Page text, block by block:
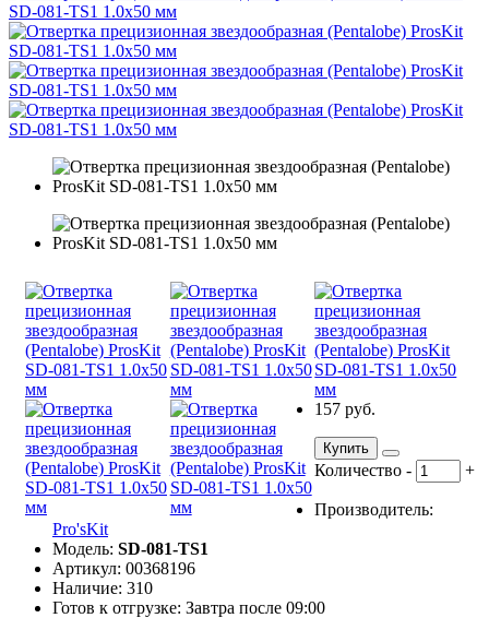
157 руб.
Купить
Количество - +
Производитель:
Pro'sKit
Модель: SD-081-TS1
Артикул: 00368196
Наличие: 310
Готов к отгрузке: Завтра после 09:00